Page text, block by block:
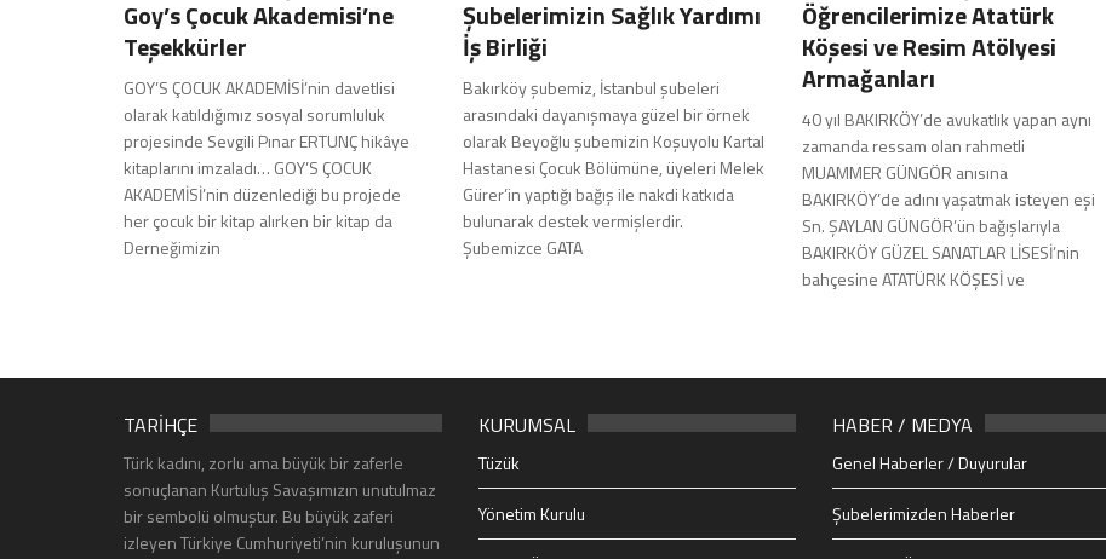
Goy’s Çocuk Akademisi’ne
Teşekkürler
GOY’S ÇOCUK AKADEMİSİ’nin davetlisi
olarak katıldığımız sosyal sorumluluk
projesinde Sevgili Pınar ERTUNÇ hikâye
kitaplarını imzaladı… GOY’S ÇOCUK
AKADEMİSİ’nin düzenlediği bu projede
her çocuk bir kitap alırken bir kitap da
Derneğimizin
Şubelerimizin Sağlık Yardımı
İş Birliği
Bakırköy şubemiz, İstanbul şubeleri
arasındaki dayanışmaya güzel bir örnek
olarak Beyoğlu şubemizin Koşuyolu Kartal
Hastanesi Çocuk Bölümüne, üyeleri Melek
Gürer’in yaptığı bağış ile nakdi katkıda
bulunarak destek vermişlerdir.
Şubemizce GATA
Öğrencilerimize Atatürk
Köşesi ve Resim Atölyesi
Armağanları
40 yıl BAKIRKÖY’de avukatlık yapan aynı
zamanda ressam olan rahmetli
MUAMMER GÜNGÖR anısına
BAKIRKÖY’de adını yaşatmak isteyen eşi
Sn. ŞAYLAN GÜNGÖR’ün bağışlarıyla
BAKIRKÖY GÜZEL SANATLAR LİSESİ’nin
bahçesine ATATÜRK KÖŞESİ ve
TARİHÇE
Türk kadını, zorlu ama büyük bir zaferle
sonuçlanan Kurtuluş Savaşımızın unutulmaz
bir sembolü olmuştur. Bu büyük zaferi
izleyen Türkiye Cumhuriyeti’nin kuruluşunun
KURUMSAL
Tüzük
Yönetim Kurulu
HABER / MEDYA
Genel Haberler / Duyurular
Şubelerimizden Haberler